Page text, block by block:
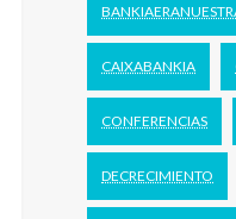
CAIXABANKIA
CONFERENCIAS
DECRECIMIENTO